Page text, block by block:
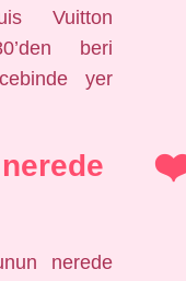
Vuitton
beri
yer
nerede